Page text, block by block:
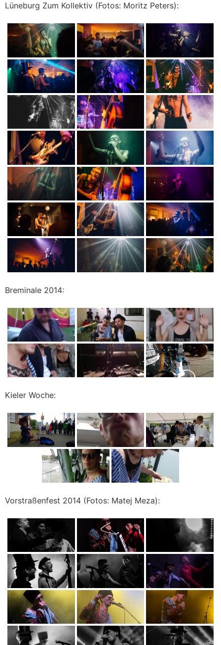
Lüneburg Zum Kollektiv (Fotos: Moritz Peters):
Breminale 2014:
Kieler Woche:
Vorstraßenfest 2014 (Fotos: Matej Meza):